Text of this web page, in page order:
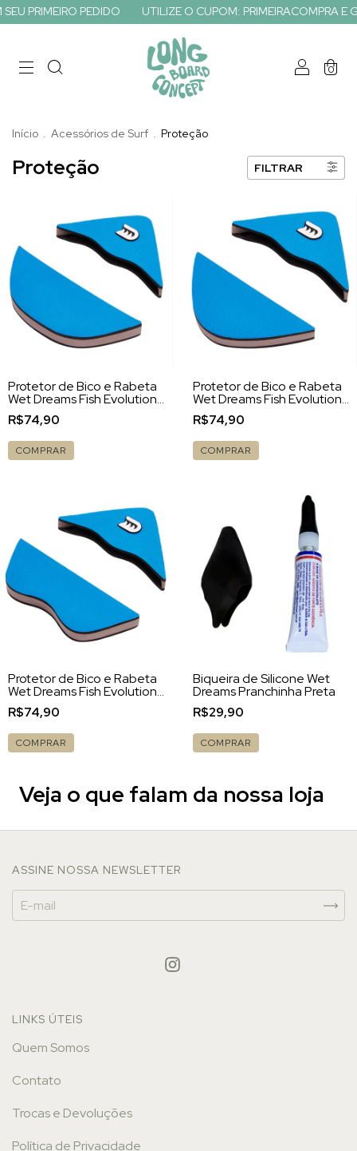
PRIMEIRO PEDIDO UTILIZE O CUPOM: PRIMEIRACOMPRA E
0
Início . Acessórios de Surf . Proteção
Proteção FILTRAR
Protetor de Bico e Rabeta
Wet Dreams Fish Evolution
Squash
R$74,90
COMPRAR
Protetor de Bico e Rabeta
Wet Dreams Fish Evolution
Round Pin
R$74,90
COMPRAR
Protetor de Bico e Rabeta
Wet Dreams Fish Evolution
Swallow
R$74,90
COMPRAR
Biqueira de Silicone Wet
Dreams Pranchinha Preta
R$29,90
COMPRAR
Veja o que falam da nossa loja
ASSINE NOSSA NEWSLETTER
LINKS ÚTEIS
Quem Somos
Contato
Trocas e Devoluções
Política de Privacidade